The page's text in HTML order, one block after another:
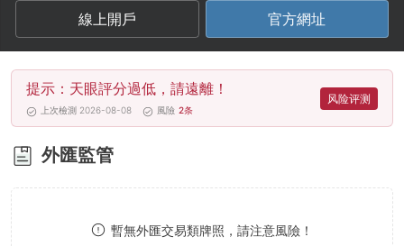
3
4
5
6
7
8
9
3
4
5
6
7
線上開戶 官方網址
提示：天眼評分過低，請遠離！
上次檢測 2026-08-08 風險 2条
风险评测
外匯監管
暫無外匯交易類牌照，請注意風險！